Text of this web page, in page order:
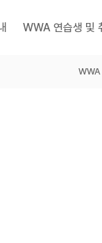
WWA 연습생 및
WWA